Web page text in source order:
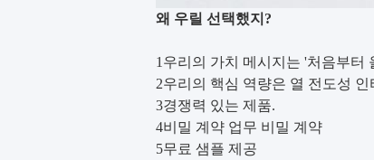
왜 우릴 선택했지?
1우리의 가치 메시지는 '처음부터
2우리의 핵심 역량은 열 전도성
3경쟁력 있는 제품.
4비밀 계약 업무 비밀 계약
5무료 샘플 제공